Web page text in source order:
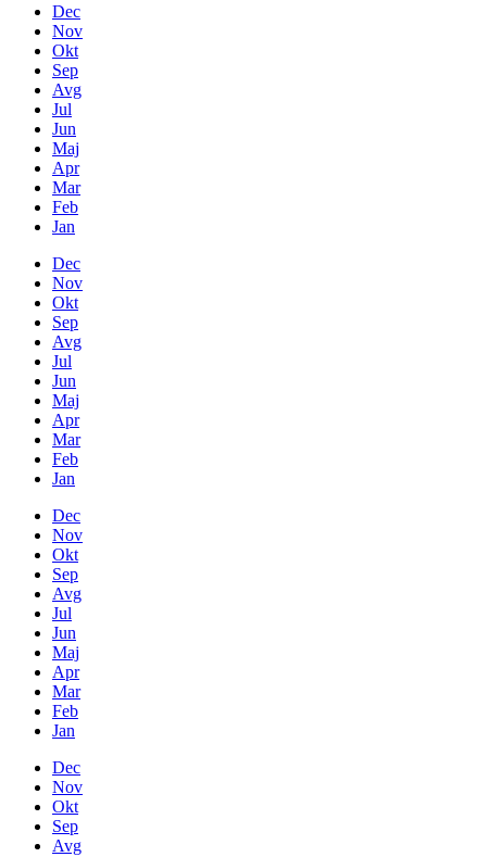
Dec
Nov
Okt
Sep
Avg
Jul
Jun
Maj
Apr
Mar
Feb
Jan
Dec
Nov
Okt
Sep
Avg
Jul
Jun
Maj
Apr
Mar
Feb
Jan
Dec
Nov
Okt
Sep
Avg
Jul
Jun
Maj
Apr
Mar
Feb
Jan
Dec
Nov
Okt
Sep
Avg